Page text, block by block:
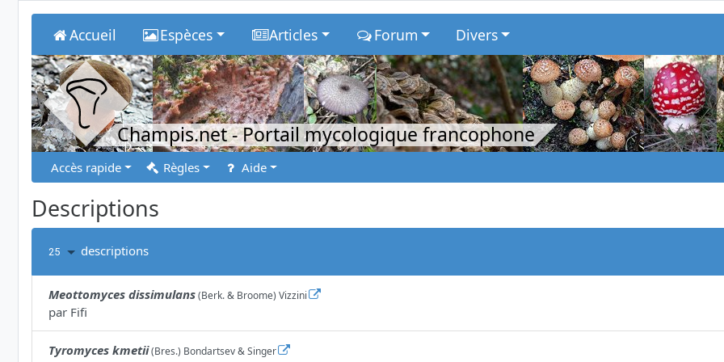
Accueil Espèces Articles Forum Divers
Champis.net- Portail mycologique francophone
Accès rapide Règles Aide
Descriptions
25 descriptions
Meottomyces dissimulans(Berk. & Broome) Vizzini
par Fifi
Tyromyces kmetii(Bres.) Bondartsev & Singer